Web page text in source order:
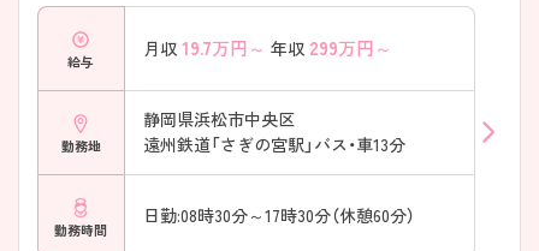
給与
月収 19.7万円～ 年収 299万円～
勤務地
静岡県浜松市中央区
遠州鉄道「さぎの宮駅」バス・車13分
勤務時間
日勤:08時30分～17時30分（休憩60分）